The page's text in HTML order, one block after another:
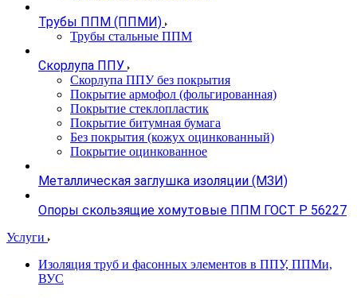
Трубы ППМ (ППМИ)
Трубы стальные ППМ
Скорлупа ППУ
Скорлупа ППУ без покрытия
Покрытие армофол (фольгированная)
Покрытие стеклопластик
Покрытие битумная бумага
Без покрытия (кожух оцинкованный)
Покрытие оцинкованное
Металлическая заглушка изоляции (МЗИ)
Опоры скользящие хомутовые ППМ ГОСТ Р 56227
Услуги
Изоляция труб и фасонных элементов в ППУ, ППМи,
ВУС